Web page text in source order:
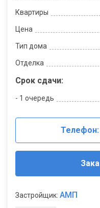
Квартиры
Цена
Тип дома
Отделка
Срок сдачи:
- 1 очередь
Телефон:
Застройщик: АМП